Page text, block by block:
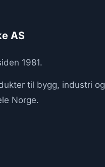
AS
1981.
til bygg, industri og
Norge.